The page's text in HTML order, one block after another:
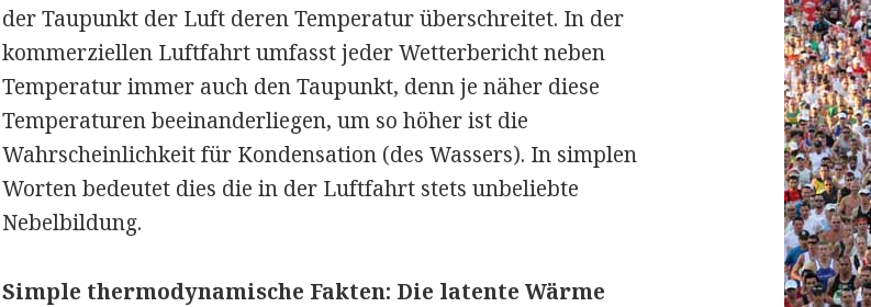
der Taupunkt der Luft deren Temperatur überschreitet. In der
kommerziellen Luftfahrt umfasst jeder Wetterbericht neben
Temperatur immer auch den Taupunkt, denn je näher diese
Temperaturen beeinanderliegen, um so höher ist die
Wahrscheinlichkeit für Kondensation (des Wassers). In simplen
Worten bedeutet dies die in der Luftfahrt stets unbeliebte
Nebelbildung.
Simple thermodynamische Fakten: Die latente Wärme